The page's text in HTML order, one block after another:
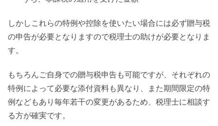
しかしこれらの特例や控除を使いたい場合には必ず贈与税
の申告が必要となりますので税理士の助けが必要となりま
す。
もちろんご自身での贈与税申告も可能ですが、それぞれの
特例によって必要な添付資料も異なり、また期間限定の特
例などもあり毎年若干の変更があるため、税理士に相談す
る方が確実です。